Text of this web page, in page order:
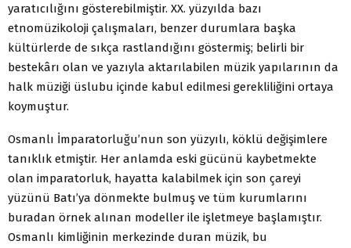
yaratıcılığını gösterebilmiştir. XX. yüzyılda bazı
etnomüzikoloji çalışmaları, benzer durumlara başka
kültürlerde de sıkça rastlandığını göstermiş; belirli bir
bestekârı olan ve yazıyla aktarılabilen müzik yapılarının da
halk müziği üslubu içinde kabul edilmesi gerekliliğini ortaya
koymuştur.
Osmanlı İmparatorluğu’nun son yüzyılı, köklü değişimlere
tanıklık etmiştir. Her anlamda eski gücünü kaybetmekte
olan imparatorluk, hayatta kalabilmek için son çareyi
yüzünü Batı’ya dönmekte bulmuş ve tüm kurumlarını
buradan örnek alınan modeller ile işletmeye başlamıştır.
Osmanlı kimliğinin merkezinde duran müzik, bu